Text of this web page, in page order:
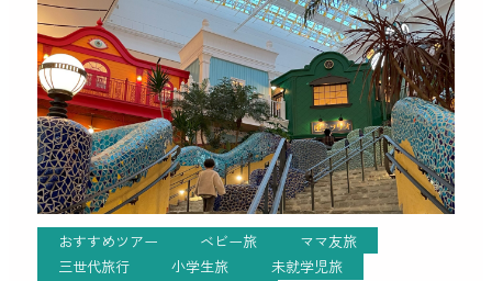
おすすめツアー ベビー旅
ママ友旅
三世代旅行
小学生旅
未就学児旅